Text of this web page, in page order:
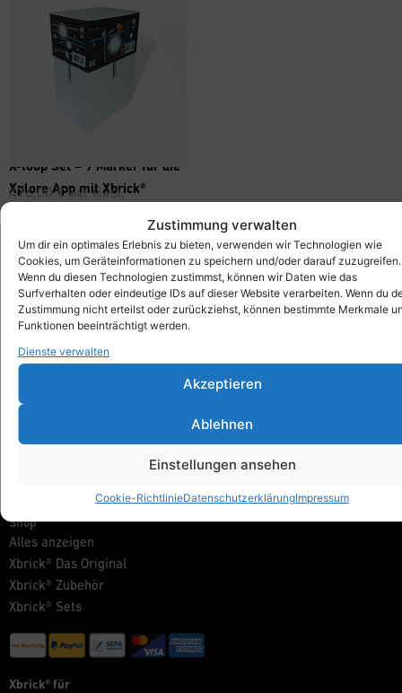
Zustimmung verwalten
Um dir ein optimales Erlebnis zu bieten, verwenden wir Technologien wie
Cookies, um Geräteinformationen zu speichern und/oder darauf zuzugreifen.
Wenn du diesen Technologien zustimmst, können wir Daten wie das
Surfverhalten oder eindeutige IDs auf dieser Website verarbeiten. Wenn du
Zustimmung nicht erteilst oder zurückziehst, können bestimmte Merkmale
Funktionen beeinträchtigt werden.
Dienste verwalten
Akzeptieren
Ablehnen
Einstellungen ansehen
Cookie-RichtlinieDatenschutzerklärungImpressum
X-loop Set – 9 Marker für die
Xplore App mit Xbrick®
476,00€ inkl. MwSt.
Xbrick®
designed by wd3_spatial design
wd3 GmbH
70174 Stuttgart
Shop
Alles anzeigen
Xbrick® Das Original
Xbrick® Zubehör
Xbrick® Sets
Xbrick® für